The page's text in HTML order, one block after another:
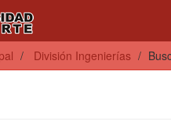
División Ingenierías